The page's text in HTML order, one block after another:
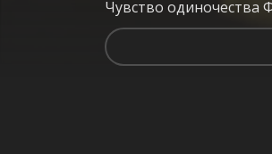
Чувство одиночества